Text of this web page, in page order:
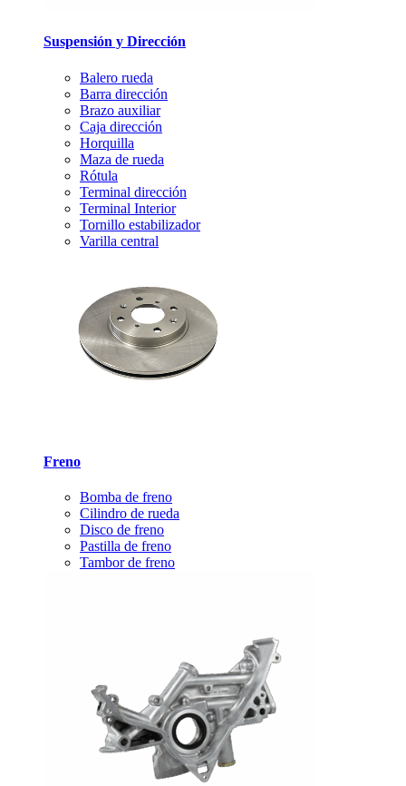
Suspensión y Dirección
Balero rueda
Barra dirección
Brazo auxiliar
Caja dirección
Horquilla
Maza de rueda
Rótula
Terminal dirección
Terminal Interior
Tornillo estabilizador
Varilla central
Freno
Bomba de freno
Cilindro de rueda
Disco de freno
Pastilla de freno
Tambor de freno